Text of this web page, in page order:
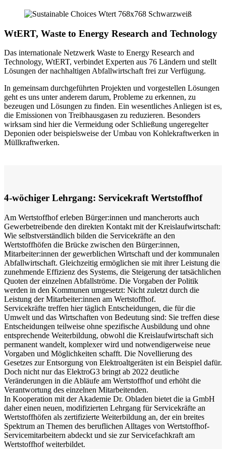
WtERT, Waste to Energy Research and Technology
Das internationale Netzwerk Waste to Energy Research and
Technology, WtERT, verbindet Experten aus 76 Ländern und stellt
Lösungen der nachhaltigen Abfallwirtschaft frei zur Verfügung.
In gemeinsam durchgeführten Projekten und vorgestellen Lösungen
geht es uns unter anderem darum, Probleme zu erkennen, zu
bezeugen und Lösungen zu finden. Ein wesentliches Anliegen ist es,
die Emissionen von Treibhausgasen zu reduzieren. Besonders
wirksam sind hier die Vermeidung oder Schließung ungeregelter
Deponien oder beispielsweise der Umbau von Kohlekraftwerken in
Müllkraftwerken.
4-wöchiger Lehrgang: Servicekraft Wertstoffhof
Am Wertstoffhof erleben Bürger:innen und mancherorts auch
Gewerbetreibende den direkten Kontakt mit der Kreislaufwirtschaft:
Wie selbstverständlich bilden die Servicekräfte an den
Wertstoffhöfen die Brücke zwischen den Bürger:innen,
Mitarbeiter:innen der gewerblichen Wirtschaft und der kommunalen
Abfallwirtschaft. Gleichzeitig ermöglichen sie mit ihrer Leistung die
zunehmende Effizienz des Systems, die Steigerung der tatsächlichen
Quoten der einzelnen Abfallströme. Die Vorgaben der Politik
werden in den Kommunen umgesetzt: Nicht zuletzt durch die
Leistung der Mitarbeiter:innen am Wertstoffhof.
Servicekräfte treffen hier täglich Entscheidungen, die für die
Umwelt und das Wirtschaften von Bedeutung sind: Sie treffen diese
Entscheidungen teilweise ohne spezifische Ausbildung und ohne
entsprechende Weiterbildung, obwohl die Kreislaufwirtschaft sich
permanent wandelt, komplexer wird und notwendigerweise neue
Vorgaben und Möglichkeiten schafft. Die Novellierung des
Gesetzes zur Entsorgung von Elektroaltgeräten ist ein Beispiel dafür.
Doch nicht nur das ElektroG3 bringt ab 2022 deutliche
Veränderungen in die Abläufe am Wertstoffhof und erhöht die
Verantwortung des einzelnen Mitarbeitenden.
In Kooperation mit der Akademie Dr. Obladen bietet die ia GmbH
daher einen neuen, modifizierten Lehrgang für Servicekräfte an
Wertstoffhöfen als zertifizierte Weiterbildung an, der ein breites
Spektrum an Themen des beruflichen Alltages von Wertstoffhof-
Servicemitarbeitern abdeckt und sie zur Servicefachkraft am
Wertstoffhof weiterbildet.